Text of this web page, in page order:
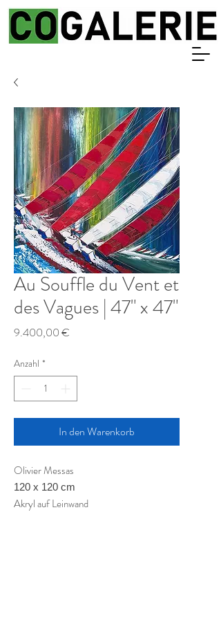
Au Souffle du Vent et
des Vagues | 47" x 47"
9.400,00 €
Anzahl *
In den Warenkorb
Olivier Messas
120 x 120 cm
Akrylauf Leinwand